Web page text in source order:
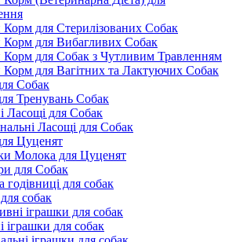
для Стерилізованих Собак
для Вибагливих Собак
для Собак з Чутливим Травленням
для Вагітних та Лактуючих Собак
Собак
Тренувань Собак
Ласощі для Собак
Ласощі для Собак
Цуценят
Молока для Цуценят
для Собак
для собак
собак
іграшки для собак
іграшки для собак